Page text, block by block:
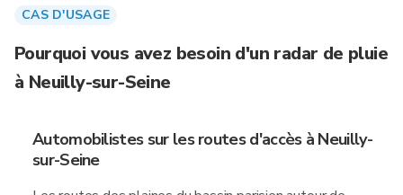
CAS D'USAGE
Pourquoi vous avez besoin d'un radar de pluie
à Neuilly-sur-Seine
Automobilistes sur les routes d'accès à Neuilly-
sur-Seine